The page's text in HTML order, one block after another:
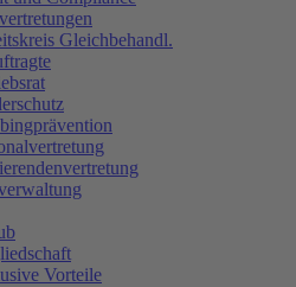
Gleichbehandl.
Vorteile